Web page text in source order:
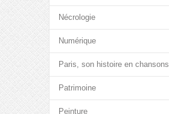
Nécrologie
Numérique
Paris, son histoire en chansons
Patrimoine
Peinture